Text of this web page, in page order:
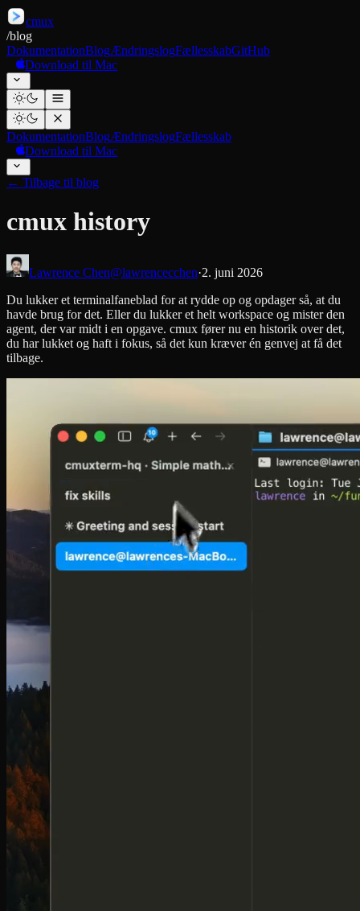
cmux
/blog
DokumentationBlogÆndringslogFællesskabGitHub
Download til Mac
DokumentationBlogÆndringslogFællesskab
Download til Mac
← Tilbage til blog
cmux history
Lawrence Chen@lawrencecchen·2. juni 2026
Du lukker et terminalfaneblad for at rydde op og opdager så, at du
havde brug for det. Eller du lukker et helt workspace og mister den
agent, der var midt i en opgave. cmux fører nu en historik over det,
du har lukket og haft i fokus, så det kun kræver én genvej at få det
tilbage.